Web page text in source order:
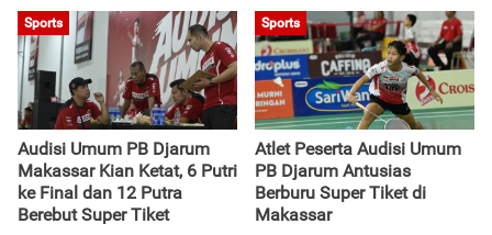
Sports
Audisi Umum PB Djarum
Makassar Kian Ketat, 6 Putri
ke Final dan 12 Putra
Berebut Super Tiket
Sports
Atlet Peserta Audisi Umum
PB Djarum Antusias
Berburu Super Tiket di
Makassar